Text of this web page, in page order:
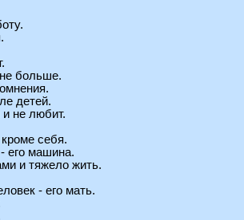
больше.
детей.
не любит.
себя.
его машина.
и тяжело жить.
- его мать.